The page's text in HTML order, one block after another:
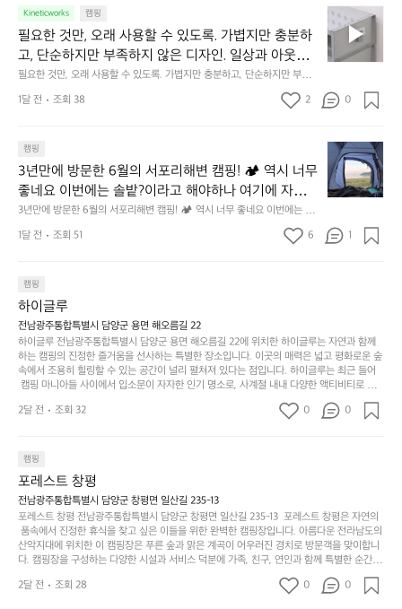
인
차
안
서
도
구
나
잠
에
기
까
이
걸
리
는
순
다.
그
럴
때
는
차
는 균형감에서 출발했습니다.  그중에서도 슬림함에 철
저히 집착했습니다. 튼튼한 내구도와 넉넉한 수납력을
해치치 않는 선에서, 가장 가볍고 얇게 설계했습니다.
이 디자인과 사용감은, 꼭 직접 손으로 만져보며 경험
해 보시기를 바랍니다.
철저히 집착했습니다. 튼튼한 내구도와 넉넉한 수납력을 해치치 않는 선에
서, 가장 가볍고 얇게 설계했습니다.  이 디자인과 사용감은, 꼭 직접 손으로
만져보며 경험해 보시기를 바랍니다.
0
년
이
넘
군
지
의
초
기
품
갑’입
니
다.
일
상
에
고
다
니
고
싶
어
Kineticworks 캠핑
필요한 것만, 오래 사용할 수 있도록. 가볍지만 충분하
고, 단순하지만 부족하지 않은 디자인. 일상과 아웃도
어의 경계를 자연스럽게 이어주는 RIDGE MOUNTAIN
GEAR. 키네틱웍스에서 만나보세요.
필요한 것만, 오래 사용할 수 있도록. 가볍지만 충분하고, 단순하지만 부족하
지 않은 디자인. 일상과 아웃도어의 경계를 자연스럽게 이어주는 RIDGE M
OUNTAIN GEAR. 키네틱웍스에서 만나보세요.
필
요
한
것
오
용
할
수
있
록.
분
하
고,
단
순
하
하
지
않
은
디
자
1달 전 조회 38 2 0
캠핑
3년만에 방문한 6월의 서포리해변 캠핑! 🏕 역시 너무
좋네요 이번에는 솔밭?이라고 해야하나 여기에 자리를
잡았는데 정말 시원하고 경치도 좋네요  서해치고 물도
맑은편, 아이들도 놀기 좋고 1박 2일은 넘 짧게 느껴지
네요  .1박 1동 1만원 (수금은 7시쯤, 동네에서 관리) .수
바로 화장실있음 .5분거리 cu .2분거리 음식점  항구에
서부터 해변까지 버스도 다니네요 ㅎㅎㅎ 아이들 엄청
좋아하네요 점심쯤도착해서 철수할때까지 물놀이 3
타임이나 했네요 ⛱️
3년만에 방문한 6월의 서포리해변 캠핑! 🏕 역시 너무 좋네요 이번에는 솔
밭?이라고 해야하나 여기에 자리를 잡았는데 정말 시원하고 경치도 좋네요
서해치고 물도 맑은편, 아이들도 놀기 좋고 1박 2일은 넘 짧게 느껴지네요  .
항구에서부터 해변까지 버스도 다니네요 ㅎㅎㅎ 아이들 엄청 좋아하네요 점
심쯤도착해서 철수할때까지 물놀이 3타임이나 했네요 ⛱️
년
만
에
문
포
리
해
변
캠
핑!
무
좋
네
요
이
1달 전 조회 51 6 1
캠핑
하이글루
전남광주통합특별시 담양군 용면 해오름길 22
하이글루 전남광주통합특별시 담양군 용면 해오름길 22에 위치한 하이글루는 자연과 함께
하는 캠핑의 진정한 즐거움을 선사하는 특별한 장소입니다. 이곳의 매력은 넓고 평화로운 숲
속에서 조용히 힐링할 수 있는 공간이 널리 펼쳐져 있다는 점입니다. 하이글루는 최근 들어
캠핑 마니아들 사이에서 입소문이 자자한 인기 명소로, 사계절 내내 다양한 액티비티로 방
문객들을 맞이합니다. 특히, 하이글루의 독특한 시설인 글램핑 텐트는 고객들에게 아늑한 잠
자리를 제공하며, 캠핑의 매력을 한층 더해 줍니다. 밖에서는 자연의 소리를 들으며, 내부에
함께 좋은 시간을 보낼 수 있다는 것입니다. 또한, 하이글루 인근에는 다양한 트레킹 코스와
자전거 도로가 있어 아웃도어 활동을 좋아하는 이들에게 더욱 참조할 만한 장소가 됩니다.
담양의 아름다운 자연과 함께, 건강한 레저 활동을 즐기며 행복한 캠핑 경험을 쌓으실 수 있
습니다. 하이글루에서 특별한 순간을 만끽해보세요. 따뜻한 햇살과 함께하는 아침, 상징적인
담양의 죽녹원과 함께 어우러진 저녁, 그리고 고요한 밤하늘 아래에서 별을 바라보며 나누는
이야기들은 여러분의 캠핑 여행을 더욱 특별하게 만들어 줄 것입니다.  인기 정도: ★★★★
★
2달 전 조회 32 0 0
캠핑
포레스트 창평
전남광주통합특별시 담양군 창평면 일산길 235-13
포레스트 창평 전남광주통합특별시 담양군 창평면 일산길 235-13  포레스트 창평은 자연의
품속에서 진정한 휴식을 찾고 싶은 이들을 위한 완벽한 캠핑장입니다. 아름다운 전라남도의
산악지대에 위치한 이 캠핑장은 푸른 숲과 맑은 계곡이 어우러진 경치로 방문객을 맞이합니
다. 캠핑장을 구성하는 다양한 시설과 서비스 덕분에 가족, 친구, 연인과 함께 특별한 순간을
만들어갈 수 있는 최적의 공간이 됩니다.  포레스트 창평은 주말마다 직접 재배한 신선한 농
산물을 제공하는 캠핑장으로, 현지에서만 느낄 수 있는 자연의 맛을 경험할 수 있습니다. 또
2달 전 조회 28 0 0